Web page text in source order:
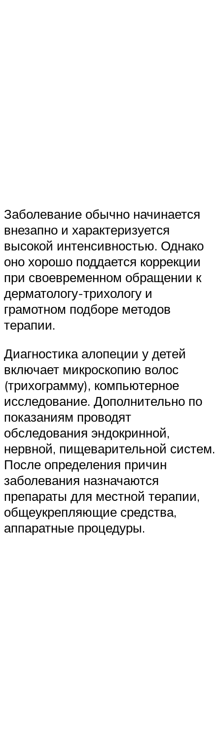
Заболевание обычно начинается
внезапно и характеризуется
высокой интенсивностью. Однако
оно хорошо поддается коррекции
при своевременном обращении к
дерматологу-трихологу и
грамотном подборе методов
терапии.
Диагностика алопеции у детей
включает микроскопию волос
(трихограмму), компьютерное
исследование. Дополнительно по
показаниям проводят
обследования эндокринной,
нервной, пищеварительной систем.
После определения причин
заболевания назначаются
препараты для местной терапии,
общеукрепляющие средства,
аппаратные процедуры.